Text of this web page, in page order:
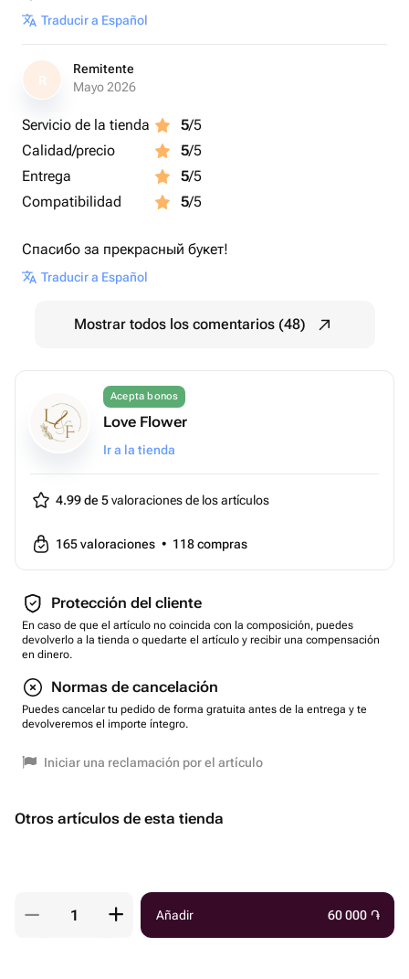
Traducir a Español
R
Remitente
Mayo 2026
Servicio de la tienda 5/5
Calidad/precio
5/5
Entrega
5/5
Compatibilidad
5/5
Спасибо за прекрасный букет!
Traducir a Español
Mostrar todos los comentarios (48)
Acepta bonos
Love Flower
Ir a la tienda
4.99 de 5valoraciones de los artículos
165valoraciones • 118compras
Protección del cliente
En caso de que el artículo no coincida con la composición, puedes
devolverlo a la tienda o quedarte el artículo y recibir una compensación
en dinero.
Normas de cancelación
Puedes cancelar tu pedido de forma gratuita antes de la entrega y te
devolveremos el importe íntegro.
Iniciar una reclamación por el artículo
Otros artículos de esta tienda
Añadir 60 000 ֏